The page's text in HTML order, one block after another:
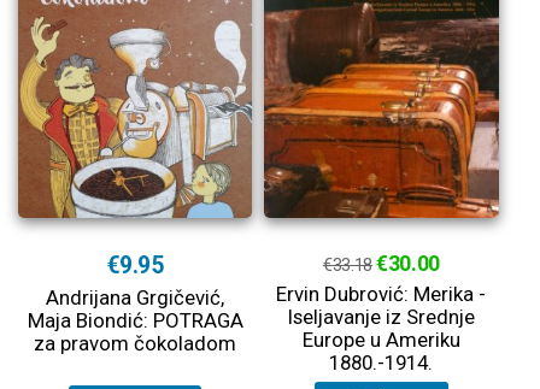
€9.95
Andrijana Grgičević,
Maja Biondić: POTRAGA
za pravom čokoladom
€33.18€30.00
Ervin Dubrović: Merika -
Iseljavanje iz Srednje
Europe u Ameriku
1880.-1914.